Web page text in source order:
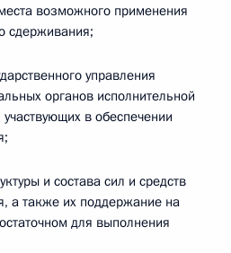
возможного применения
сдерживания;
управления
органов исполнительной
в обеспечении
и состава сил и средств
а также их поддержание на
для выполнения